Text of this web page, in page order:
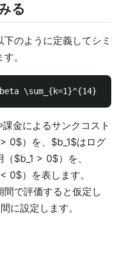
る
のように定義してシミ
。
金によるサンクコスト
0$）を、$b_1$はログ
$b_1 > 0$）を、
0$）を表します。
間で評価すると仮定し
に設定します。